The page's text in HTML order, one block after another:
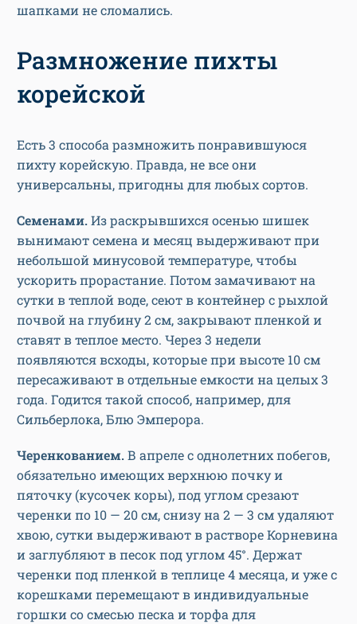
шапками не сломались.
Размножение пихты
корейской
Есть 3 способа размножить понравившуюся
пихту корейскую. Правда, не все они
универсальны, пригодны для любых сортов.
Семенами.Из раскрывшихся осенью шишек
вынимают семена и месяц выдерживают при
небольшой минусовой температуре, чтобы
ускорить прорастание. Потом замачивают на
сутки в теплой воде, сеют в контейнер с рыхлой
почвой на глубину 2 см, закрывают пленкой и
ставят в теплое место. Через 3 недели
появляются всходы, которые при высоте 10 см
пересаживают в отдельные емкости на целых 3
года. Годится такой способ, например, для
Сильберлока, Блю Эмперора.
Черенкованием.В апреле с однолетних побегов,
обязательно имеющих верхнюю почку и
пяточку (кусочек коры), под углом срезают
черенки по 10 — 20 см, снизу на 2 — 3 см удаляют
хвою, сутки выдерживают в растворе Корневина
и заглубляют в песок под углом 45°. Держат
черенки под пленкой в теплице 4 месяца, и уже с
корешками перемещают в индивидуальные
горшки со смесью песка и торфа для